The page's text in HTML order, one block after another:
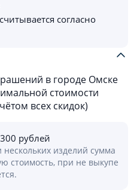
согласно
в городе Омске
стоимости
всех скидок)
рублей
изделий сумма
стоимость, при не выкупе